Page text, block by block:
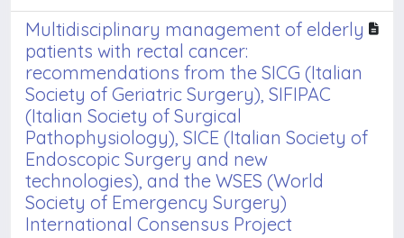
Multidisciplinary management of elderly
patients with rectal cancer:
recommendations from the SICG (Italian
Society of Geriatric Surgery), SIFIPAC
(Italian Society of Surgical
Pathophysiology), SICE (Italian Society of
Endoscopic Surgery and new
technologies), and the WSES (World
Society of Emergency Surgery)
International Consensus Project